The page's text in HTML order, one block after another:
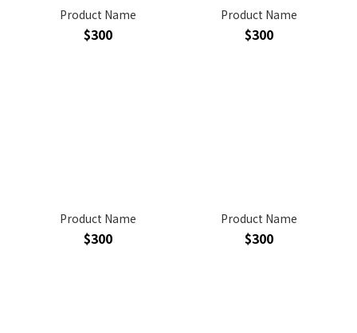
Product Name
$300
Product Name
$300
Product Name
$300
Product Name
$300